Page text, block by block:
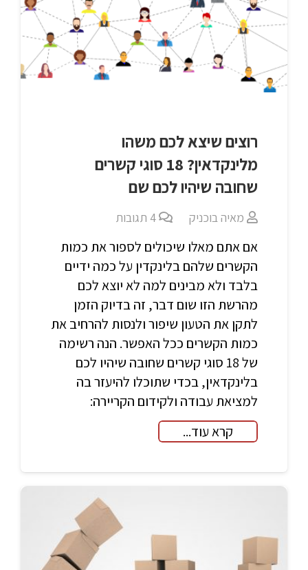
רוצים שיצא לכם משהו
מלינקדאין? 18 סוגי קשרים
שחובה שיהיו לכם שם
מאיה בוכניק 4 תגובות
אם אתם מאלו שיכולים לספור את כמות
הקשרים שלהם בלינקדין על כמה ידיים
בלבד ולא מבינים למה לא יוצא לכם
מהרשת הזו שום דבר, זה בדיוק הזמן
לתקן את הטעון שיפור ולנסות להרחיב את
כמות הקשרים ככל האפשר. הנה רשימה
של 18 סוגי קשרים שחובה שיהיו לכם
בלינקדאין, בכדי שתוכלו להיעזר בה
למציאת עבודה ולקידום הקריירה:
קרא עוד...